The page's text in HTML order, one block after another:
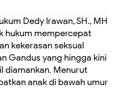
Dedy Irawan, SH., MH
hukum mempercepat
kekerasan seksual
Gandus yang hingga kini
diamankan. Menurut
anak di bawah umur